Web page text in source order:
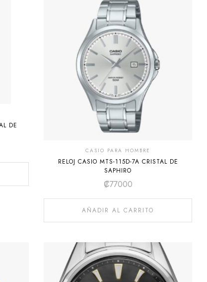
DE
CASIO PARA HOMBRE
RELOJ CASIO MTS-115D-7A CRISTAL DE
SAPHIRO
₡77000
AÑADIR AL CARRITO